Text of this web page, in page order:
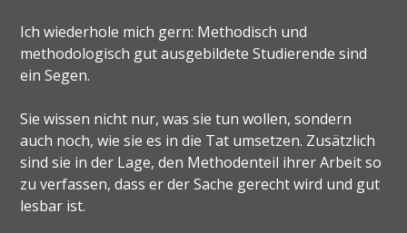
Ich wiederhole mich gern: Methodisch und
methodologisch gut ausgebildete Studierende sind
ein Segen.
Sie wissen nicht nur, was sie tun wollen, sondern
auch noch, wie sie es in die Tat umsetzen. Zusätzlich
sind sie in der Lage, den Methodenteil ihrer Arbeit so
zu verfassen, dass er der Sache gerecht wird und gut
lesbar ist.